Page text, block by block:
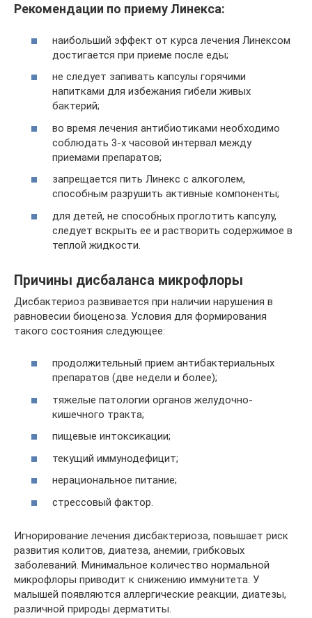
Рекомендации по приему Линекса:
наибольший эффект от курса лечения Линексом
достигается при приеме после еды;
не следует запивать капсулы горячими
напитками для избежания гибели живых
бактерий;
во время лечения антибиотиками необходимо
соблюдать 3-х часовой интервал между
приемами препаратов;
запрещается пить Линекс с алкоголем,
способным разрушить активные компоненты;
для детей, не способных проглотить капсулу,
следует вскрыть ее и растворить содержимое в
теплой жидкости.
Причины дисбаланса микрофлоры
Дисбактериоз развивается при наличии нарушения в
равновесии биоценоза. Условия для формирования
такого состояния следующее:
продолжительный прием антибактериальных
препаратов (две недели и более);
тяжелые патологии органов желудочно-
кишечного тракта;
пищевые интоксикации;
текущий иммунодефицит;
нерациональное питание;
стрессовый фактор.
Игнорирование лечения дисбактериоза, повышает риск
развития колитов, диатеза, анемии, грибковых
заболеваний. Минимальное количество нормальной
микрофлоры приводит к снижению иммунитета. У
малышей появляются аллергические реакции, диатезы,
различной природы дерматиты.